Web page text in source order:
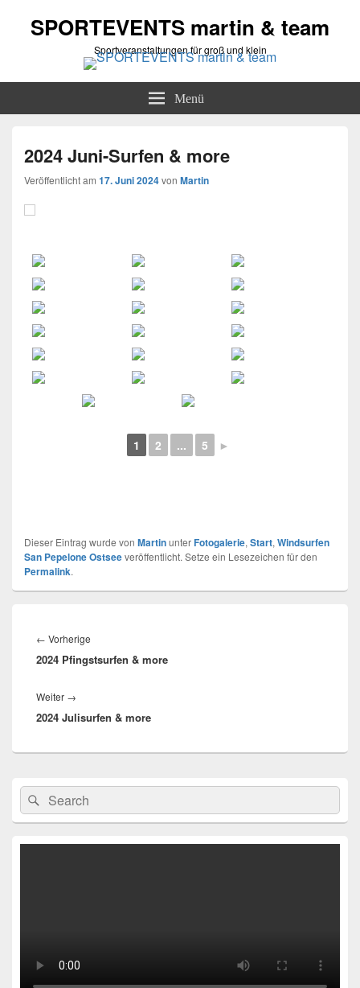
SPORTEVENTS martin & team
Sportveranstaltungen für groß und klein
Menü
2024 Juni-Surfen & more
Veröffentlicht am 17. Juni 2024von Martin
1 2 ... 5 ►
Dieser Eintrag wurde von MartinunterFotogalerie, Start, Windsurfen
San Pepelone Ostseeveröffentlicht. Setze ein Lesezeichen für den
Permalink.
← Vorherige
Beitrag:
2024 Pfingstsurfen & more
Weiter →
Beitrag:
2024 Julisurfen & more
Primärer
Seitenleisten-
Widgetbereich
Suchen
nach:
Suchen